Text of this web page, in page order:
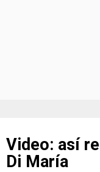
Video: así
Di María